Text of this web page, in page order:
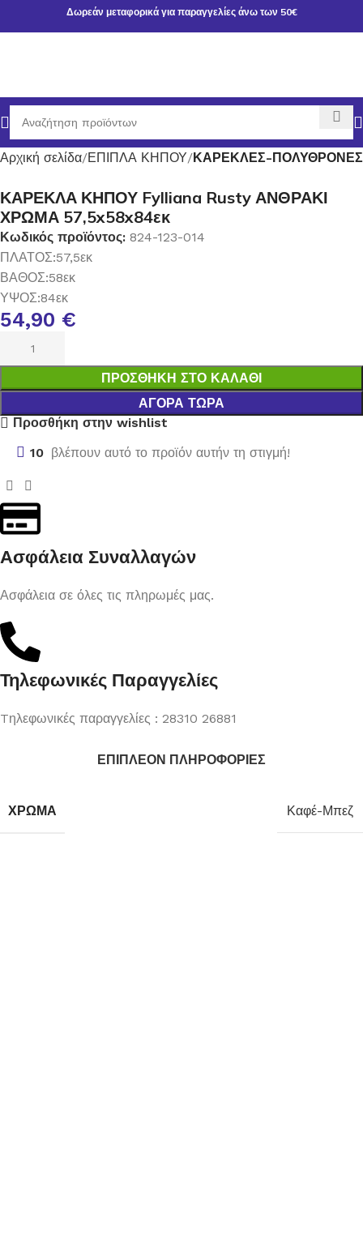
Δωρεάν μεταφορικά για παραγγελίες άνω των 50€
Αρχική σελίδα ΕΠΙΠΛΑ ΚΗΠΟΥ ΚΑΡΕΚΛΕΣ-ΠΟΛΥΘΡΟΝΕΣ
ΚΑΡΕΚΛΑ ΚΗΠΟΥ Fylliana Rusty ΑΝΘΡΑΚΙ
ΧΡΩΜΑ 57,5x58x84εκ
Κωδικός προϊόντος: 824-123-014
ΠΛΑΤΟΣ:57,5εκ
ΒΑΘΟΣ:58εκ
ΥΨΟΣ:84εκ
54,90 €
ΠΡΟΣΘΉΚΗ ΣΤΟ ΚΑΛΆΘΙ
ΑΓΟΡΆ ΤΏΡΑ
Προσθήκη στην wishlist
10 βλέπουν αυτό το προϊόν αυτήν τη στιγμή!
Ασφάλεια Συναλλαγών
Ασφάλεια σε όλες τις πληρωμές μας.
Τηλεφωνικές Παραγγελίες
Tηλεφωνικές παραγγελίες : 28310 26881
ΕΠΙΠΛΈΟΝ ΠΛΗΡΟΦΟΡΊΕΣ
ΧΡΏΜΑ Καφέ-Μπεζ